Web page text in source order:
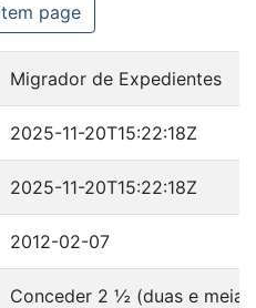
page
Migrador de Expedientes
2025-11-20T15:22:18Z
2025-11-20T15:22:18Z
2012-02-07
Conceder 2 ½ (duas e meia)